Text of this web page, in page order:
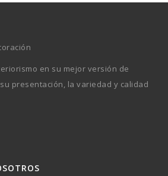
en su mejor versión de
presentación, la variedad y calidad